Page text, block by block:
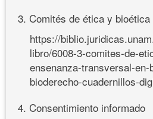
3. Comités de ética y bioética
https://
libro/6008-3-comites-de-
ensenanza-transversal-en-
bioderecho-cuadernillos-
4. Consentimiento informado